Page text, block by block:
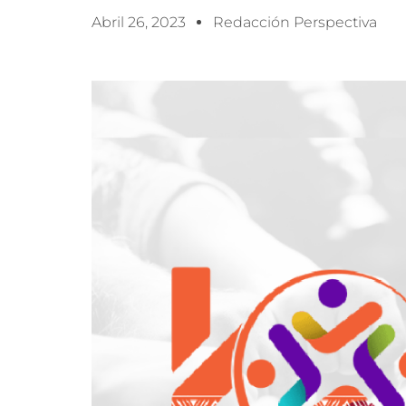
Abril 26, 2023 Redacción Perspectiva